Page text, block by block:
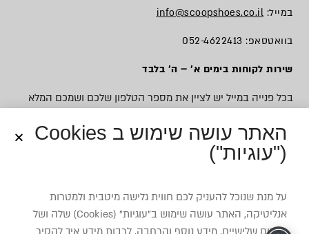
במייל: info@scoopshoes.co.il
בוואטסאפ: 052-4622413
שירות לקוחות בימים א׳ – ה׳ בלבד
בכל פנייה במייל יש לציין את מספר הטלפון שלכם ושמכם המלא
האתר עושה שימוש ב Cookies
("עוגיות")
על מנת שנוכל להעניק לכם חווית גלישה מיטבית ולמטרות
אנליטיקה, האתר עושה שימוש ב”עוגיות” (Cookies) שלה ושל
צדדים שלישיים. מידע נוסף והרחבה, לרבות מידע איך להסיר